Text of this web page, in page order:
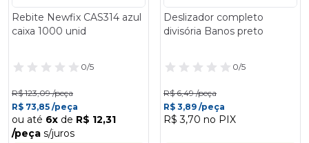
Rebite Newfix CAS314 azul
caixa 1000 unid
0/5
R$ 123,09 /peça
R$ 73,85 /peça
ou até 6x de R$ 12,31
/peça s/juros
Deslizador completo
divisória Banos preto
0/5
R$ 6,49 /peça
R$ 3,89 /peça
R$ 3,70 no PIX